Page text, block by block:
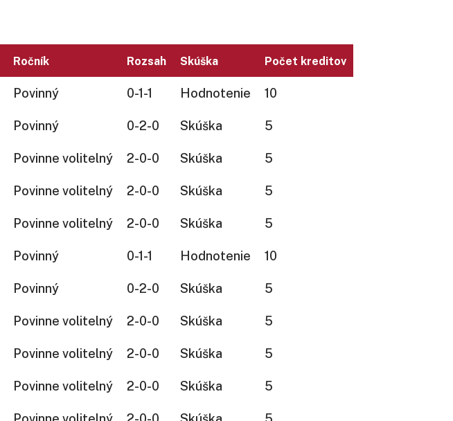
Ročník Rozsah Skúška Počet kreditov
Povinný 0-1-1 Hodnotenie 10
Povinný 0-2-0 Skúška 5
Povinne volitelný 2-0-0 Skúška 5
Povinne volitelný 2-0-0 Skúška 5
Povinne volitelný 2-0-0 Skúška 5
Povinný 0-1-1 Hodnotenie 10
Povinný 0-2-0 Skúška 5
Povinne volitelný 2-0-0 Skúška 5
Povinne volitelný 2-0-0 Skúška 5
Povinne volitelný 2-0-0 Skúška 5